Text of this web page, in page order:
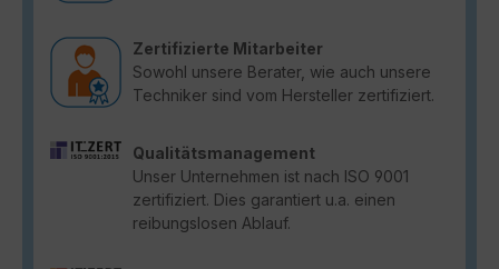
Zertifizierte Mitarbeiter
Sowohl unsere Berater, wie auch unsere
Techniker sind vom Hersteller zertifiziert.
Qualitätsmanagement
Unser Unternehmen ist nach ISO 9001
zertifiziert. Dies garantiert u.a. einen
reibungslosen Ablauf.